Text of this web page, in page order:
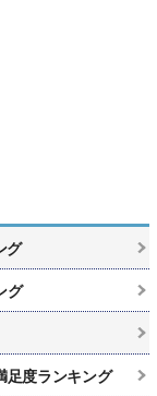
グ
グ
度ランキング